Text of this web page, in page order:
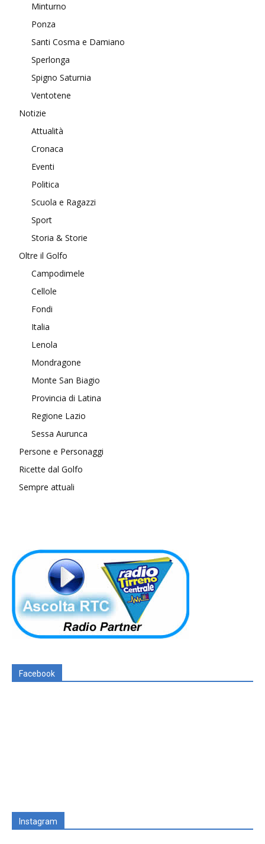
Minturno
Ponza
Santi Cosma e Damiano
Sperlonga
Spigno Saturnia
Ventotene
Notizie
Attualità
Cronaca
Eventi
Politica
Scuola e Ragazzi
Sport
Storia & Storie
Oltre il Golfo
Campodimele
Cellole
Fondi
Italia
Lenola
Mondragone
Monte San Biagio
Provincia di Latina
Regione Lazio
Sessa Aurunca
Persone e Personaggi
Ricette dal Golfo
Sempre attuali
Facebook
Instagram